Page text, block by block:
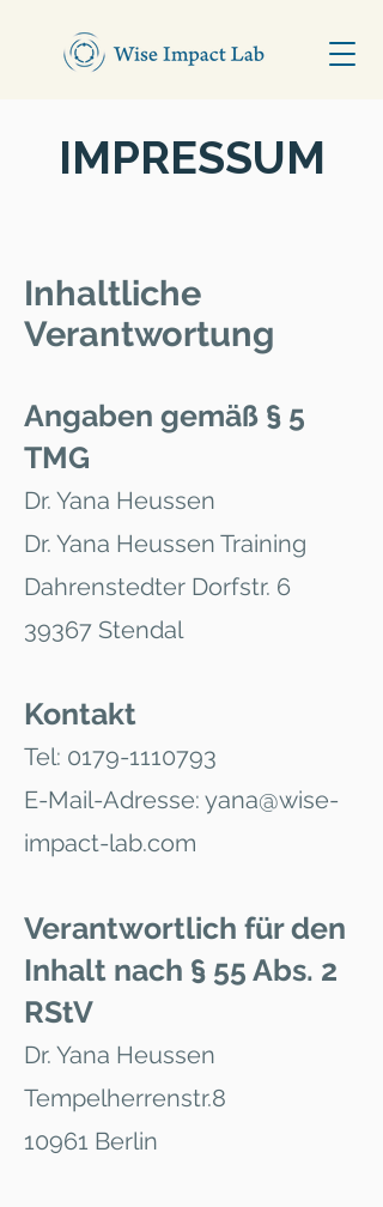
IMPRESSUM
Inhaltliche
Verantwortung
Angaben gemäß § 5
TMG
Dr. Yana Heussen
Dr. Yana Heussen Training
Dahrenstedter Dorfstr. 6
39367 Stendal
Kontakt
Tel: 0179-1110793
E-Mail-Adresse: yana@wise-
impact-lab.com
Verantwortlich für den
Inhalt nach § 55 Abs. 2
RStV
Dr. Yana Heussen
Tempelherrenstr.8
10961 Berlin